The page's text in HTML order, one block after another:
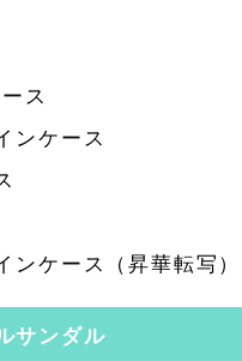
ス
ンケース
ンケース（昇華転写）
サンダル